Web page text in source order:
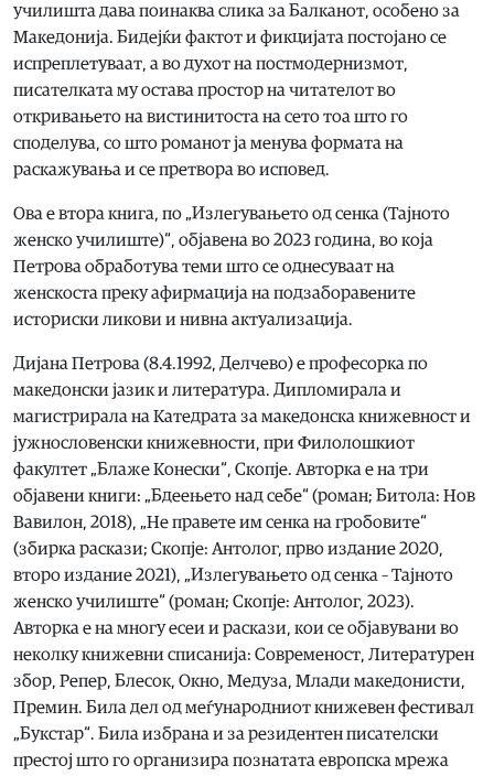
училишта дава поинаква слика за Балканот, особено за
Македонија. Бидејќи фактот и фикцијата постојано се
испреплетуваат, а во духот на постмодернизмот,
писателката му остава простор на читателот во
откривањето на вистинитоста на сето тоа што го
споделува, со што романот ја менува формата на
раскажувања и се претвора во исповед.
Ова е втора книга, по „Излегувањето од сенка (Тајното
женско училиште)“, објавена во 2023 година, во која
Петрова обработува теми што се однесуваат на
женскоста преку афирмација на подзаборавените
историски ликови и нивна актуализација.
Дијана Петрова (8.4.1992, Делчево) е професорка по
македонски јазик и литература. Дипломирала и
магистрирала на Катедрата за македонска книжевност и
јужнословенски книжевности, при Филолошкиот
факултет „Блаже Конески“, Скопје. Авторка е на три
објавени книги: „Бдеењето над себе“ (роман; Битола: Нов
Вавилон, 2018), „Не правете им сенка на гробовите“
(збирка раскази; Скопје: Антолог, прво издание 2020,
второ издание 2021), „Излегувањето од сенка – Тајното
женско училиште“ (роман; Скопје: Антолог, 2023).
Авторка е на многу есеи и раскази, кои се објавувани во
неколку книжевни списанија: Современост, Литературен
збор, Репер, Блесок, Окно, Медуза, Млади македонисти,
Премин. Била дел од меѓународниот книжевен фестивал
„Букстар“. Била избрана и за резидентен писателски
престој што го организира познатата европска мрежа